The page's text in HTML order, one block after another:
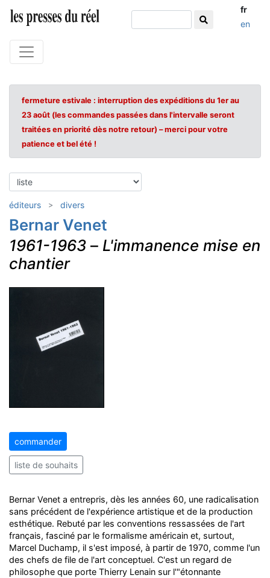
fr
en
fermeture estivale : interruption des expéditions du 1er au
23 août (les commandes passées dans l'intervalle seront
traitées en priorité dès notre retour) – merci pour votre
patience et bel été !
éditeurs divers
Bernar Venet
1961-1963 – L'immanence mise en
chantier
commander
liste de souhaits
Bernar Venet a entrepris, dès les années 60, une radicalisation
sans précédent de l'expérience artistique et de la production
esthétique. Rebuté par les conventions ressassées de l'art
français, fasciné par le formalisme américain et, surtout,
Marcel Duchamp, il s'est imposé, à partir de 1970, comme l'un
des chefs de file de l'art conceptuel. C'est un regard de
philosophe que porte Thierry Lenain sur l'"étonnante